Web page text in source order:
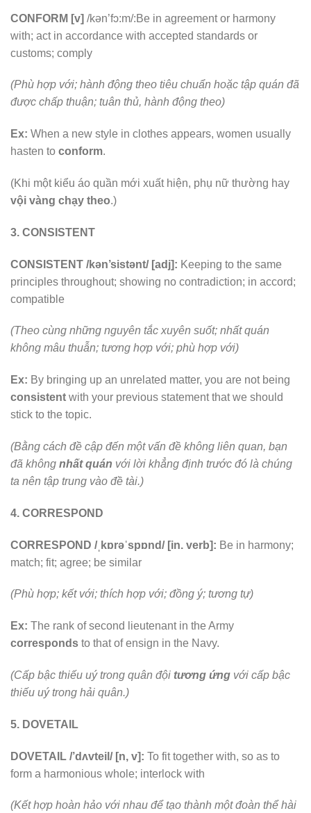
CONFORM [v] /kən’fɔ:m/:Be in agreement or harmony
with; act in accordance with accepted standards or
customs; comply
(Phù hợp với; hành động theo tiêu chuẩn hoặc tập quán đã
được chấp thuận; tuân thủ, hành động theo)
Ex: When a new style in clothes appears, women usually
hasten to conform.
(Khi một kiểu áo quần mới xuất hiện, phụ nữ thường hay
vội vàng chạy theo.)
3. CONSISTENT
CONSISTENT /kən’sistənt/ [adj]: Keeping to the same
principles throughout; showing no contradiction; in accord;
compatible
(Theo cùng những nguyên tắc xuyên suốt; nhất quán
không mâu thuẫn; tương hợp với; phù hợp với)
Ex: By bringing up an unrelated matter, you are not being
consistent with your previous statement that we should
stick to the topic.
(Bằng cách đề cập đến một vấn đề không liên quan, bạn
đã không nhất quán với lời khẳng định trước đó là chúng
ta nên tập trung vào đề tài.)
4. CORRESPOND
CORRESPOND /ˌkɒrəˈspɒnd/ [in. verb]: Be in harmony;
match; fit; agree; be similar
(Phù hợp; kết với; thích hợp với; đồng ý; tương tự)
Ex: The rank of second lieutenant in the Army
corresponds to that of ensign in the Navy.
(Cấp bậc thiếu uý trong quân đội tương ứng với cấp bậc
thiếu uý trong hải quân.)
5. DOVETAIL
DOVETAIL /’dʌvteil/ [n, v]: To fit together with, so as to
form a harmonious whole; interlock with
(Kết hợp hoàn hảo với nhau để tạo thành một đoàn thể hài